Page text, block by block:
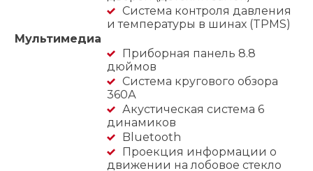
Система контроля давления
и температуры в шинах (TPMS)
Мультимедиа
Приборная панель 8.8
дюймов
Система кругового обзора
360А
Акустическая система 6
динамиков
Bluetooth
Проекция информации о
движении на лобовое стекло